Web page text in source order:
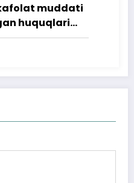
muddati
huquqlari